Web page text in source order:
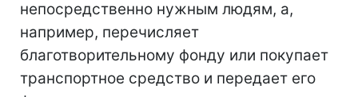
непосредственно нужным людям, а,
например, перечисляет
благотворительному фонду или покупает
транспортное средство и передает его